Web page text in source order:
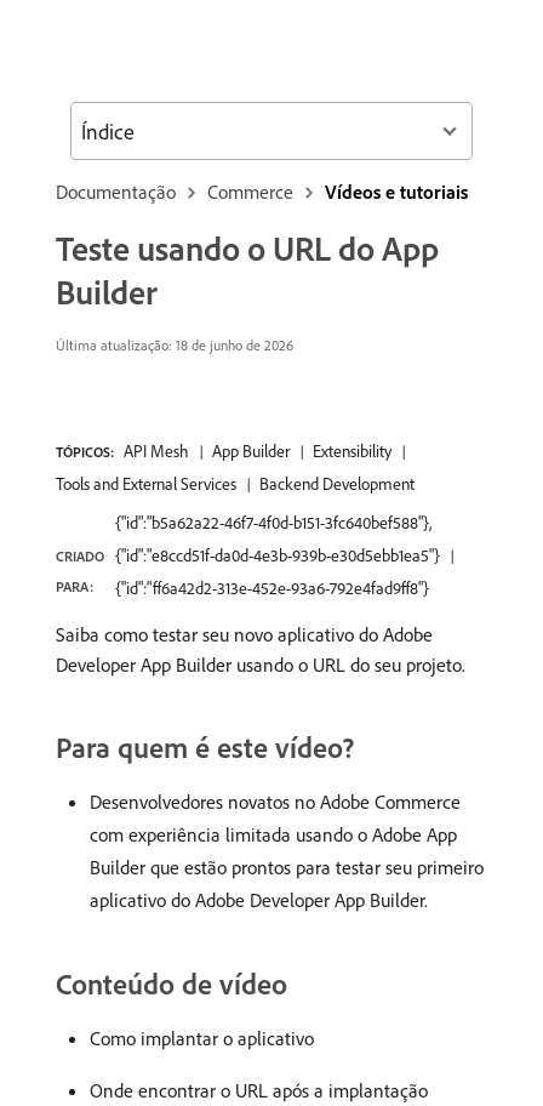
Documentação Commerce Vídeos e tutoriais
Teste usando o URL do App
Builder
Última atualização: 18 de junho de 2026
TÓPICOS: API Mesh App Builder
Extensibility
Tools and External Services
Backend Development
CRIADO
PARA:
{"id":"b5a62a22-46f7-4f0d-b151-3fc640bef588"},
{"id":"e8ccd51f-da0d-4e3b-939b-e30d5ebb1ea5"}
{"id":"ff6a42d2-313e-452e-93a6-792e4fad9ff8"}
Saiba como testar seu novo aplicativo do Adobe
Developer App Builder usando o URL do seu projeto.
Para quem é este vídeo?
Desenvolvedores novatos no Adobe Commerce
com experiência limitada usando o Adobe App
Builder que estão prontos para testar seu primeiro
aplicativo do Adobe Developer App Builder.
Conteúdo de vídeo
Como implantar o aplicativo
Onde encontrar o URL após a implantação
Índice